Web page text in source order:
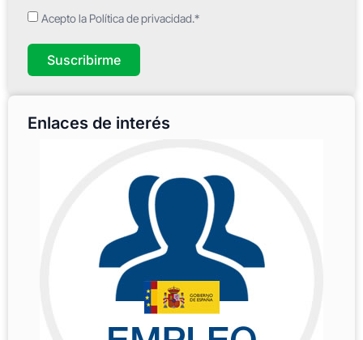
Acepto la Política de privacidad.*
Suscribirme
Enlaces de interés